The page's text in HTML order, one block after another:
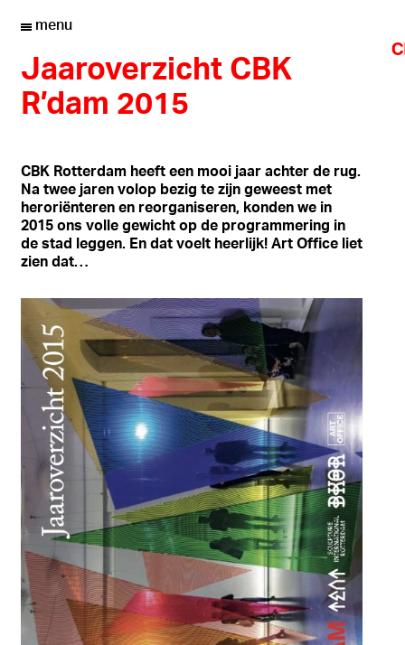
menu
Jaaroverzicht CBK
R’dam 2015
CBK Rotterdam heeft een mooi jaar achter de rug.
Na twee jaren volop bezig te zijn geweest met
heroriënteren en reorganiseren, konden we in
2015 ons volle gewicht op de programmering in
de stad leggen. En dat voelt heerlijk! Art Office liet
zien dat…